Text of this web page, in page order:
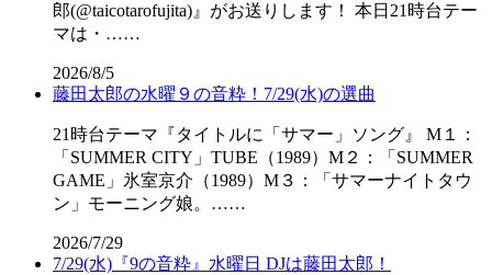
郎(@taicotarofujita)』がお送りします！ 本日21時台テー
マは・……
2026/8/5
藤田太郎の水曜９の音粋！7/29(水)の選曲
21時台テーマ『タイトルに「サマー」ソング』 M１：
「SUMMER CITY」TUBE（1989）M２：「SUMMER
GAME」氷室京介（1989）M３：「サマーナイトタウ
ン」モーニング娘。……
2026/7/29
7/29(水)『9の音粋』水曜日 DJは藤田太郎！